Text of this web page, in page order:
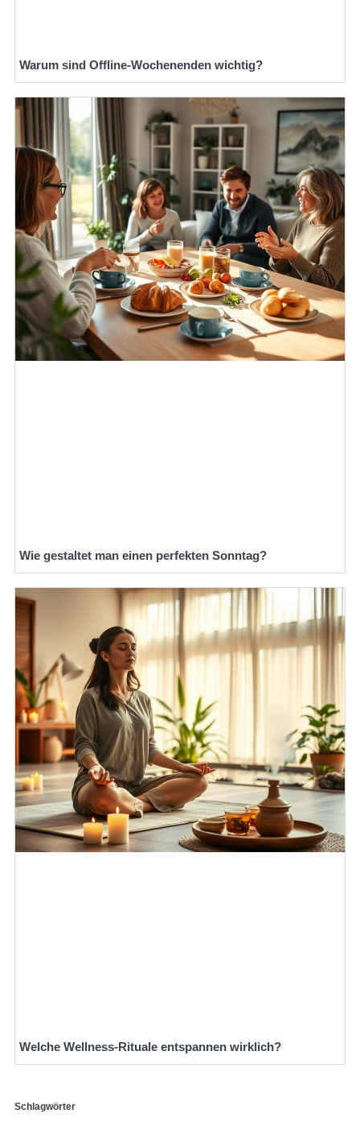
Warum sind Offline-Wochenenden wichtig?
Wie gestaltet man einen perfekten Sonntag?
Welche Wellness-Rituale entspannen wirklich?
Schlagwörter